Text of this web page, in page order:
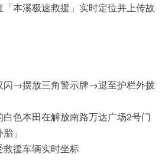
「本溪极速救援」实时定位并上传故
闪→摆放三角警示牌→退至护栏外拨
色本田在解放南路万达广场2号门
」
援车辆实时坐标